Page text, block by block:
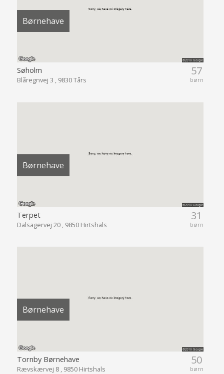
Børnehave
57
børn
Søholm
Blåregnvej 3 , 9830 Tårs
Børnehave
31
børn
Terpet
Dalsagervej 20 , 9850 Hirtshals
Børnehave
50
børn
Tornby Børnehave
Rævskærvej 8 , 9850 Hirtshals